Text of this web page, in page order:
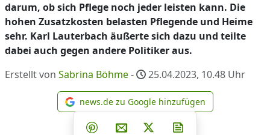
darum, ob sich Pflege noch jeder leisten kann. Die
hohen Zusatzkosten belasten Pflegende und Heime
sehr. Karl Lauterbach äußerte sich dazu und teilte
dabei auch gegen andere Politiker aus.
Erstellt von Sabrina Böhme- 25.04.2023, 10.48 Uhr
news.de zu Google
news.de zu Google hinzufügen
Teilen auf Facebook
Teilen auf Whatsapp
Teilen auf Telegram
Teilen auf Pinterest
Per E-Mail teilen
Post auf X